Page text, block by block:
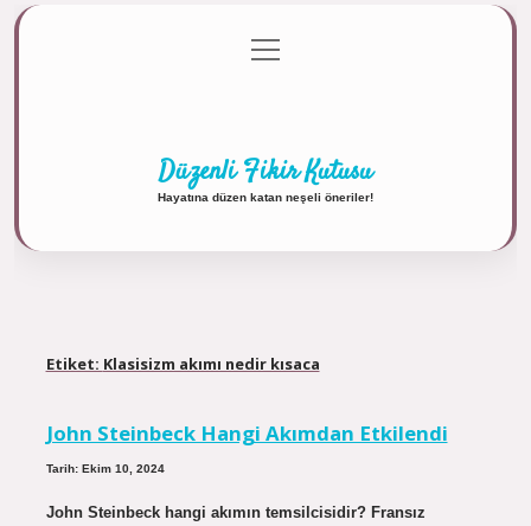
Gizlilik Politikası
menüyü
aç
Düzenli Fikir Kutusu
Hayatına düzen katan neşeli öneriler!
Etiket: Klasisizm akımı nedir kısaca
John Steinbeck Hangi Akımdan Etkilendi
Tarih: Ekim 10, 2024
John Steinbeck hangi akımın temsilcisidir? Fransız